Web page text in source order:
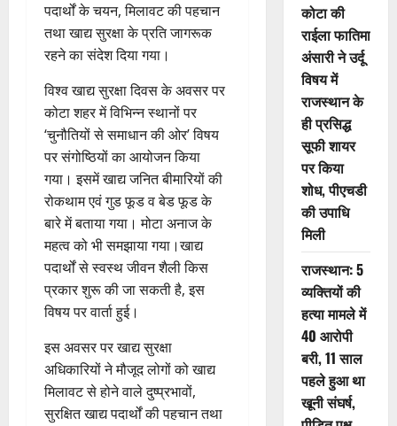
पदार्थों के चयन, मिलावट की पहचान
तथा खाद्य सुरक्षा के प्रति जागरूक
रहने का संदेश दिया गया।
विश्व खाद्य सुरक्षा दिवस के अवसर पर
कोटा शहर में विभिन्न स्थानों पर
‘चुनौतियों से समाधान की ओर’ विषय
पर संगोष्ठियों का आयोजन किया
गया।‌ इसमें खाद्य जनित बीमारियों की
रोकथाम एवं गुड फूड व बेड फूड के
बारे में बताया गया। मोटा अनाज के
महत्व को भी समझाया गया।खाद्य
पदार्थों से स्वस्थ जीवन शैली किस
प्रकार शुरू की जा सकती है, इस
विषय पर वार्ता हुई।
इस अवसर पर खाद्य सुरक्षा
अधिकारियों ने मौजूद लोगों को खाद्य
मिलावट से होने वाले दुष्प्रभावों,
सुरक्षित खाद्य पदार्थों की पहचान तथा
कोटा की
राईला फातिमा
अंसारी ने उर्दू
विषय में
राजस्थान के
ही प्रसिद्ध
सूफी शायर
पर किया
शोध, पीएचडी
की उपाधि
मिली
राजस्थान: 5
व्यक्तियों की
हत्या मामले में
40 आरोपी
बरी, 11 साल
पहले हुआ था
खूनी संघर्ष,